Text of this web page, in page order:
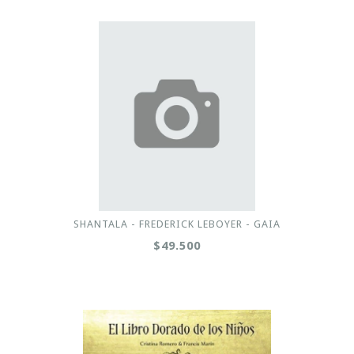
SHANTALA - FREDERICK LEBOYER - GAIA
$49.500